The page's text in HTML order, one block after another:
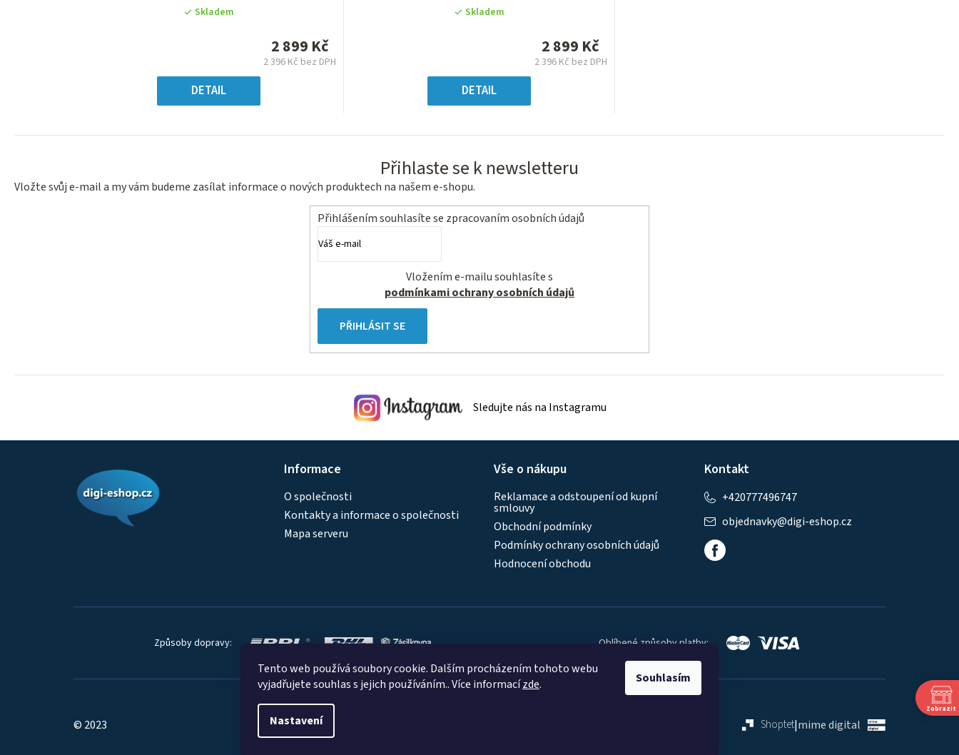
Tento web používá soubory cookie. Dalším procházením tohoto webu
vyjadřujete souhlas s jejich používáním.. Více informacízde.
Nastavení
Souhlasím
produktu
5
hvězdiček.
Skladem
2 899 Kč
2 396 Kč bez DPH
DETAIL
produktu
5
hvězdiček.
Skladem
2 899 Kč
2 396 Kč bez DPH
DETAIL
Přihlaste se k newsletteru
Vložte svůj e-mail a my vám budeme zasílat informace o nových produktech na našem e-shopu.
Přihlášením souhlasíte se zpracovaním osobních údajů
podmínkami ochrany osobních údajů
PŘIHLÁSIT SE
Sledujte nás na Instagramu
Informace
O společnosti
Kontakty a informace o společnosti
Mapa serveru
Vše o nákupu
Reklamace a odstoupení od kupní
smlouvy
Obchodní podmínky
Podmínky ochrany osobních údajů
Hodnocení obchodu
Kontakt
objednavky@digi-eshop.cz
+420777496747
Způsoby dopravy: Oblíbené způsoby platby:
Shoptet|mime digital
© 2023
Zobrazit